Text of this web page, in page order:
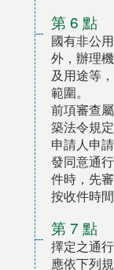
第 6 點
國有非公
外，辦理
及用途等
範圍。
前項審查
築法令規定
申請人申
發同意通
件時，先
按收件時間
第 7 點
擇定之通
應依下列